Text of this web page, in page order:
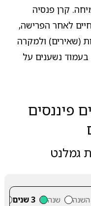
קרן פנסיה
לאחר הפרישה,
(שאירים) ולמקרה
בעמוד נשענים על
פיננסים
גמלנט
שנה 3 שנים